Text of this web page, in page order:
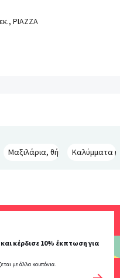
PIAZZA
- La Redoute Interieurs
Μαξιλάρια, θήκες γιαΚαλύμματα
κέρδισε 10% έκπτωση για
με άλλα κουπόνια.